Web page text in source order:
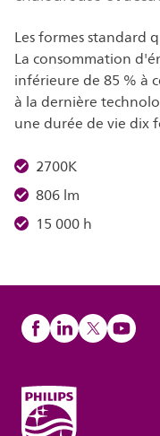
Les formes standard
La consommation
inférieure de 85 % à
à la dernière
une durée de vie dix
2700K
806 lm
15 000 h